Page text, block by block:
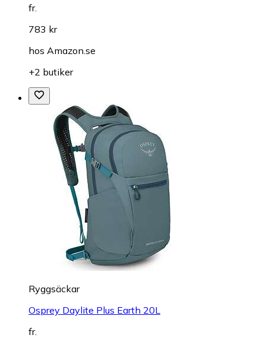
fr.
783 kr
hos Amazon.se
+2 butiker
Ryggsäckar
Osprey Daylite Plus Earth 20L
fr.